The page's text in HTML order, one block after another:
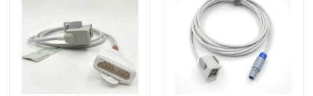
Liên hệ chúng tôi